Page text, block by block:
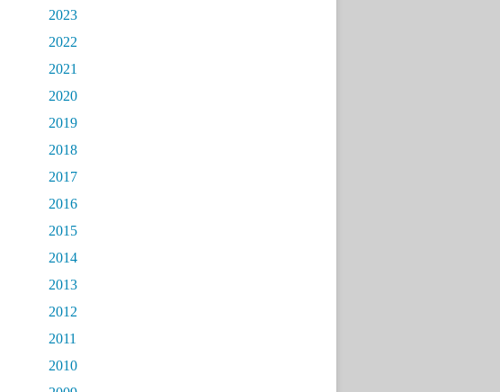
2023
2022
2021
2020
2019
2018
2017
2016
2015
2014
2013
2012
2011
2010